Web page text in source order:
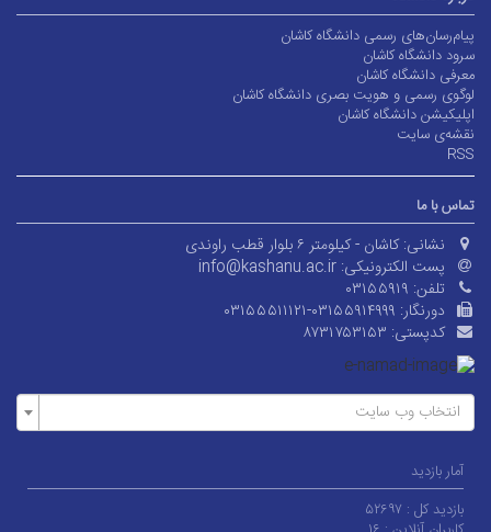
پیام‌رسان‌های رسمی دانشگاه کاشان
سرود دانشگاه کاشان
معرفی دانشگاه کاشان
لوگوی رسمی و هویت بصری دانشگاه کاشان
اپلیکیشن دانشگاه کاشان
نقشه‌ی سایت
RSS
تماس با ما
نشانی: کاشان - کیلومتر ۶ بلوار قطب راوندی
پست الکترونیکی: info@kashanu.ac.ir
تلفن: ۰۳۱۵۵۹۱۹
دورنگار: ۰۳۱۵۵۵۱۱۱۲۱-۰۳۱۵۵۹۱۴۹۹۹
کدپستی: ۸۷۳۱۷۵۳۱۵۳
انتخاب وب سایت
آمار بازدید
بازدید کل : ۵۲۶۹۷